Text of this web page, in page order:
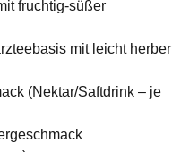
fruchtig-süßer
mit leicht herber
(Nektar/Saftdrink – je